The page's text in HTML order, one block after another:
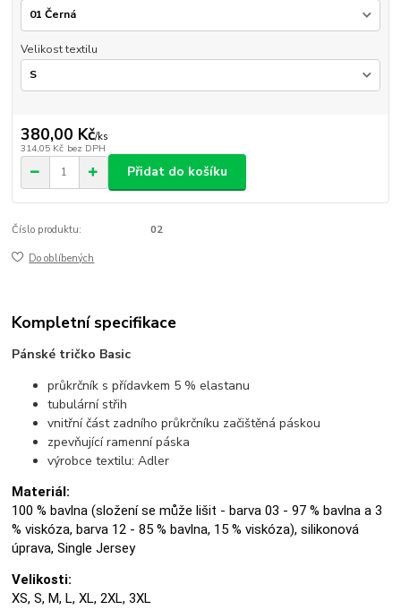
Velikost textilu
380,00 Kč/ks
314,05 Kč bez DPH
Přidat do košíku
Číslo produktu: 02
Do oblíbených
Kompletní specifikace
Pánské tričko Basic
průkrčník s přídavkem 5 % elastanu
tubulární střih
vnitřní část zadního průkrčníku začištěná páskou
zpevňující ramenní páska
výrobce textilu: Adler
Materiál:
100 % bavlna (složení se může lišit - barva 03 - 97 % bavlna a 3
% viskóza, barva 12 - 85 % bavlna, 15 % viskóza), silikonová
úprava, Single Jersey
Velikosti:
XS, S, M, L, XL, 2XL, 3XL